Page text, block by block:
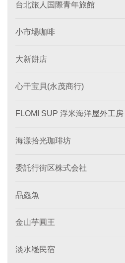
台北旅人国際青年旅館
小市場咖啡
大新餅店
心干宝貝(永茂商行)
FLOMI SUP 浮米海洋屋外工房
海漾拾光珈琲坊
委託行街区株式会社
品鱻魚
金山芋圓王
淡水嶘民宿